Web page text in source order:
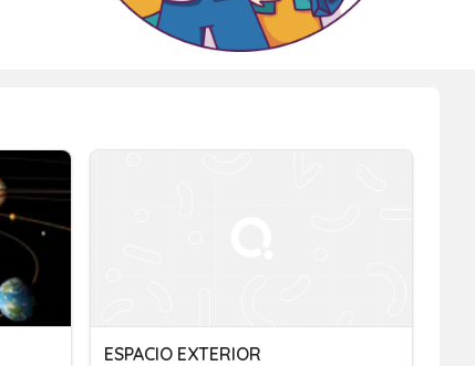
ESPACIO EXTERIOR